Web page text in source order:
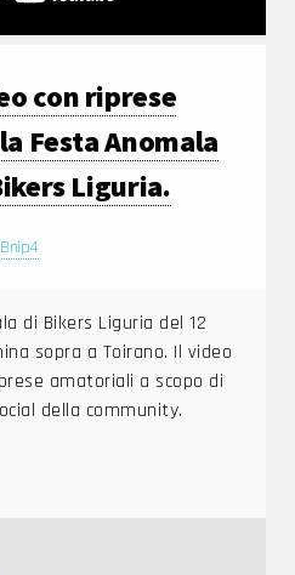
con riprese
Festa Anomala
Liguria.
di Bikers Liguria del 12
sopra a Toirano. Il video
amatoriali a scopo di
della community.